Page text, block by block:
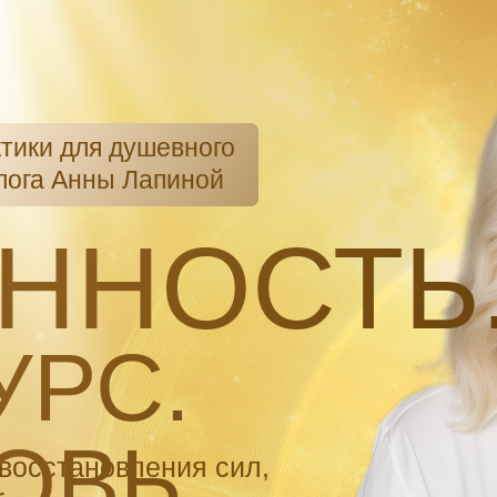
для душевного
Анны Лапиной
сил,